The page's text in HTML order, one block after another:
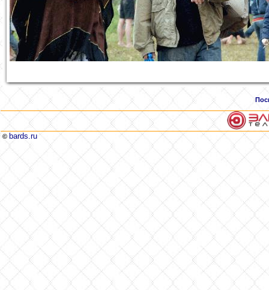
© bards.ru